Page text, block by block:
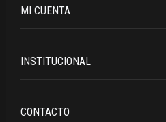
MI CUENTA
INSTITUCIONAL
CONTACTO